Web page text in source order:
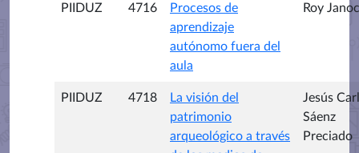
PIIDUZ 4716
Procesos de
aprendizaje
autónomo fuera del
aula
Roy
PIIDUZ 4718
La visión del
patrimonio
arqueológico a través
Jesús
Sáenz
Preciado